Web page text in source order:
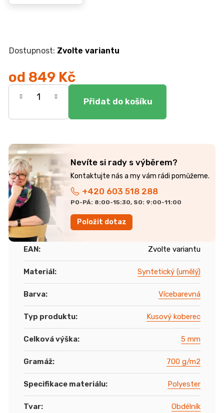
Zvolte variantu
od 849 Kč
Měrná
EAN: Zvolte variantu
Materiál: Syntetický (umělý)
Barva: Vícebarevná
Typ produktu: Kusový koberec
Celková výška: 5 mm
Gramáž: 700 g/m2
Specifikace materiálu: Polyester
Tvar: Obdélník
Nevíte si rady s výběrem?
+420 603 518 288
PO-PÁ: 8:00-15:30, SO: 9:00-11:00
Položit dotaz
STOLEK
CREATIV
070
Kč